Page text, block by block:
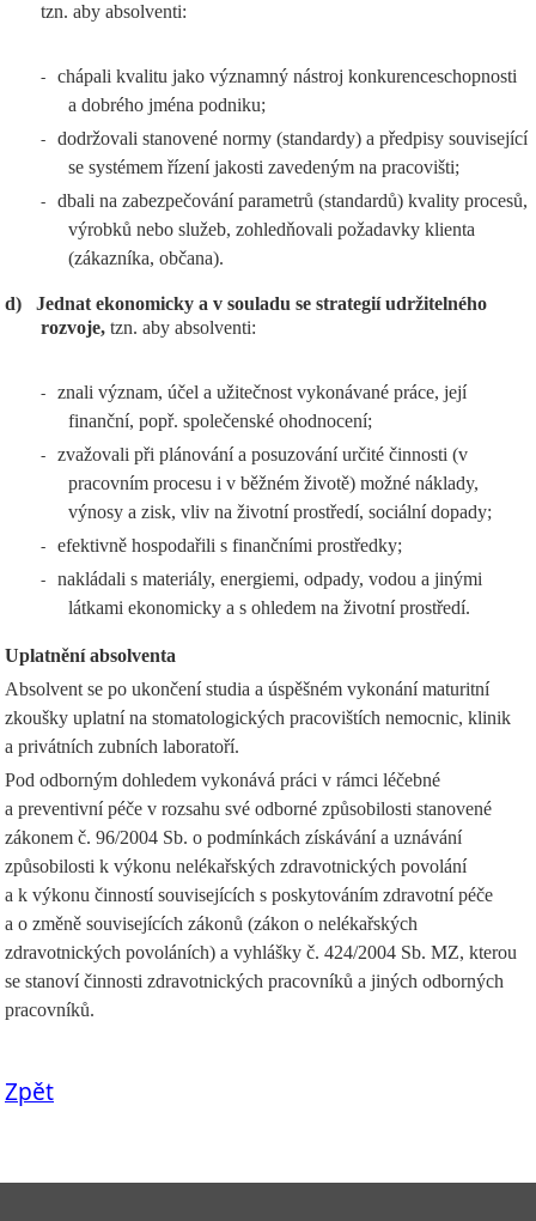
tzn. aby absolventi:
-
chápali kvalitu jako významný nástroj konkurenceschopnosti
a dobrého jména podniku;
-
dodržovali stanovené normy (standardy) a předpisy související
se systémem řízení jakosti zavedeným na pracovišti;
-
dbali na zabezpečování parametrů (standardů) kvality procesů,
výrobků nebo služeb, zohledňovali požadavky klienta
(zákazníka, občana).
d)
Jednat ekonomicky a v souladu se strategií udržitelného
rozvoje, tzn. aby absolventi:
-
znali význam, účel a užitečnost vykonávané práce, její
finanční, popř. společenské ohodnocení;
-
zvažovali při plánování a posuzování určité činnosti (v
pracovním procesu i v běžném životě) možné náklady,
výnosy a zisk, vliv na životní prostředí, sociální dopady;
- efektivně hospodařili s finančními prostředky;
-
nakládali s materiály, energiemi, odpady, vodou a jinými
látkami ekonomicky a s ohledem na životní prostředí.
Uplatnění absolventa
Absolvent se po ukončení studia a úspěšném vykonání maturitní
zkoušky uplatní na stomatologických pracovištích nemocnic, klinik
a privátních zubních laboratoří.
Pod odborným dohledem vykonává práci v rámci léčebné
a preventivní péče v rozsahu své odborné způsobilosti stanovené
zákonem č. 96/2004 Sb. o podmínkách získávání a uznávání
způsobilosti k výkonu nelékařských zdravotnických povolání
a k výkonu činností souvisejících s poskytováním zdravotní péče
a o změně souvisejících zákonů (zákon o nelékařských
zdravotnických povoláních) a vyhlášky č. 424/2004 Sb. MZ, kterou
se stanoví činnosti zdravotnických pracovníků a jiných odborných
pracovníků.
Zpět